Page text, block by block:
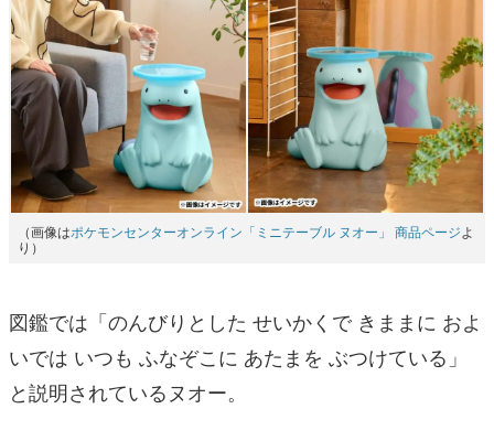
（画像はポケモンセンターオンライン「ミニテーブル ヌオー」 商品ページよ
り）
図鑑では「のんびりとした せいかくで きままに およ
いでは いつも ふなぞこに あたまを ぶつけている」
と説明されているヌオー。